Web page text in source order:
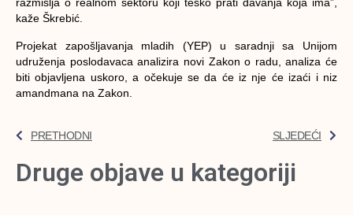
razmišlja o realnom sektoru koji teško prati davanja koja ima”,
kaže Škrebić.
Projekat zapošljavanja mladih (YEP) u saradnji sa Unijom
udruženja poslodavaca analizira novi Zakon o radu, analiza će
biti objavljena uskoro, a očekuje se da će iz nje će izaći i niz
amandmana na Zakon.
PRETHODNI SLJEDEĆI
Druge objave u kategoriji